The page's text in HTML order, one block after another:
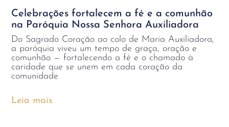
Celebrações fortalecem a fé e a comunhão
na Paróquia Nossa Senhora Auxiliadora
Do Sagrado Coração ao colo de Maria Auxiliadora,
a paróquia viveu um tempo de graça, oração e
comunhão — fortalecendo a fé e o chamado à
caridade que se unem em cada coração da
comunidade
Leia mais